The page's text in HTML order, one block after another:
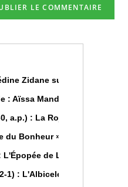
Zidane succède
: Aïssa Mandi tire sa
a.p.) : La Roja sur le toit
du Bonheur » : Dans les
de Lamine Yamal du
1) : L'Albiceleste renverse